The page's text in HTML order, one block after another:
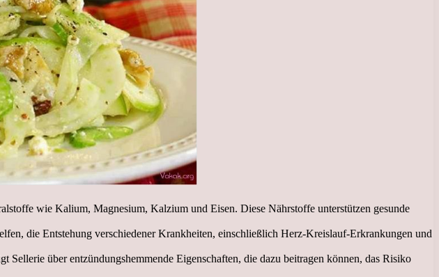
wie Kalium, Magnesium, Kalzium und Eisen. Diese Nährstoffe unterstützen gesunde
die Entstehung verschiedener Krankheiten, einschließlich Herz-Kreislauf-Erkrankungen und
über entzündungshemmende Eigenschaften, die dazu beitragen können, das Risiko